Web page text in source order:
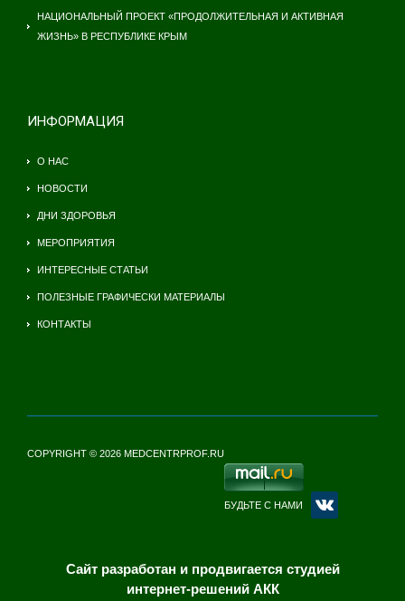
НАЦИОНАЛЬНЫЙ ПРОЕКТ «ПРОДОЛЖИТЕЛЬНАЯ И АКТИВНАЯ
ЖИЗНЬ» В РЕСПУБЛИКЕ КРЫМ
ИНФОРМАЦИЯ
О НАС
НОВОСТИ
ДНИ ЗДОРОВЬЯ
МЕРОПРИЯТИЯ
ИНТЕРЕСНЫЕ СТАТЬИ
ПОЛЕЗНЫЕ ГРАФИЧЕСКИ МАТЕРИАЛЫ
КОНТАКТЫ
COPYRIGHT © 2026 MEDCENTRPROF.RU
БУДЬТЕ С НАМИ
Сайт разработан и продвигается студией
интернет-решений АКК